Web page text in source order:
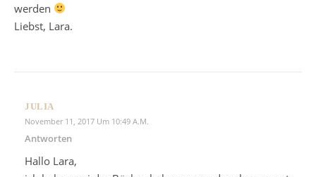
werden
Liebst, Lara.
JULIA
November 11, 2017 Um 10:49 A.m.
Antworten
Hallo Lara,